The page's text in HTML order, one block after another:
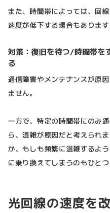
また、時間帯によっては、回
速度が低下する場合もあります
対策：復旧を待つ/時間帯を
る
通信障害やメンテナンスが原
ません。
一方で、特定の時間帯にのみ
ら、混雑が原因だと考えられ
か、もしも頻繁に混雑するよ
に乗り換えてしまうのもひとつ
光回線の速度を